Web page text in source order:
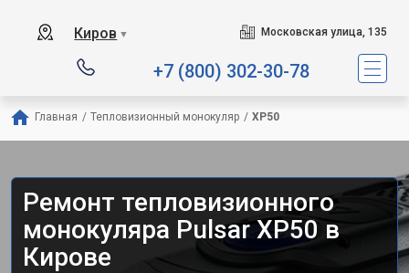
Киров ▼ Московская улица, 135
+7 (800) 302-30-78
Главная / Тепловизионный монокуляр / XP50
Ремонт тепловизионного
монокуляра Pulsar XP50 в
Кирове